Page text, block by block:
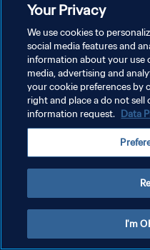
プライバシーポリシー
サービス利用規約
クッキー設定の管理
Your Privacy
We use cookies to
social media features and
information about your use
media, advertising and
your cookie preferences by
right and place a do not sell
information request. Data
I'm